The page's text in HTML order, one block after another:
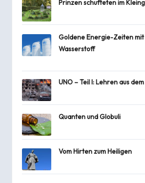
Prinzen schufteten im
Goldene Energie-Zeiten
Wasserstoff
UNO – Teil I: Lehren aus
Quanten und Globuli
Vom Hirten zum Heiligen